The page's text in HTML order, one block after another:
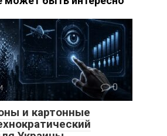
0
и картонные